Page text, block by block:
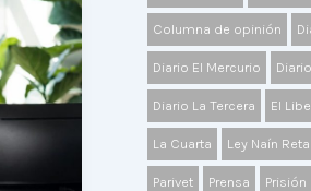
Columna de opinión
Diario El Mercurio
Diario La Tercera El
La Cuarta Ley Naín
Parivet Prensa Prisión